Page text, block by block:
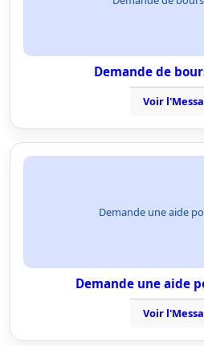
Demande de
Voir
Demande une aide
Demande une aide
Voir